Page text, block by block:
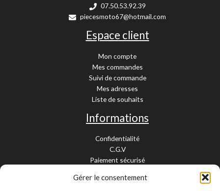
Gérer le consentement
07.50.53.92.39
piecesmoto67@hotmail.com
Espace client
Mon compte
Mes commandes
Suivi de commande
Mes adresses
Liste de souhaits
Informations
Confidentialité
C.G.V
Paiement sécurisé
Livraison et retour